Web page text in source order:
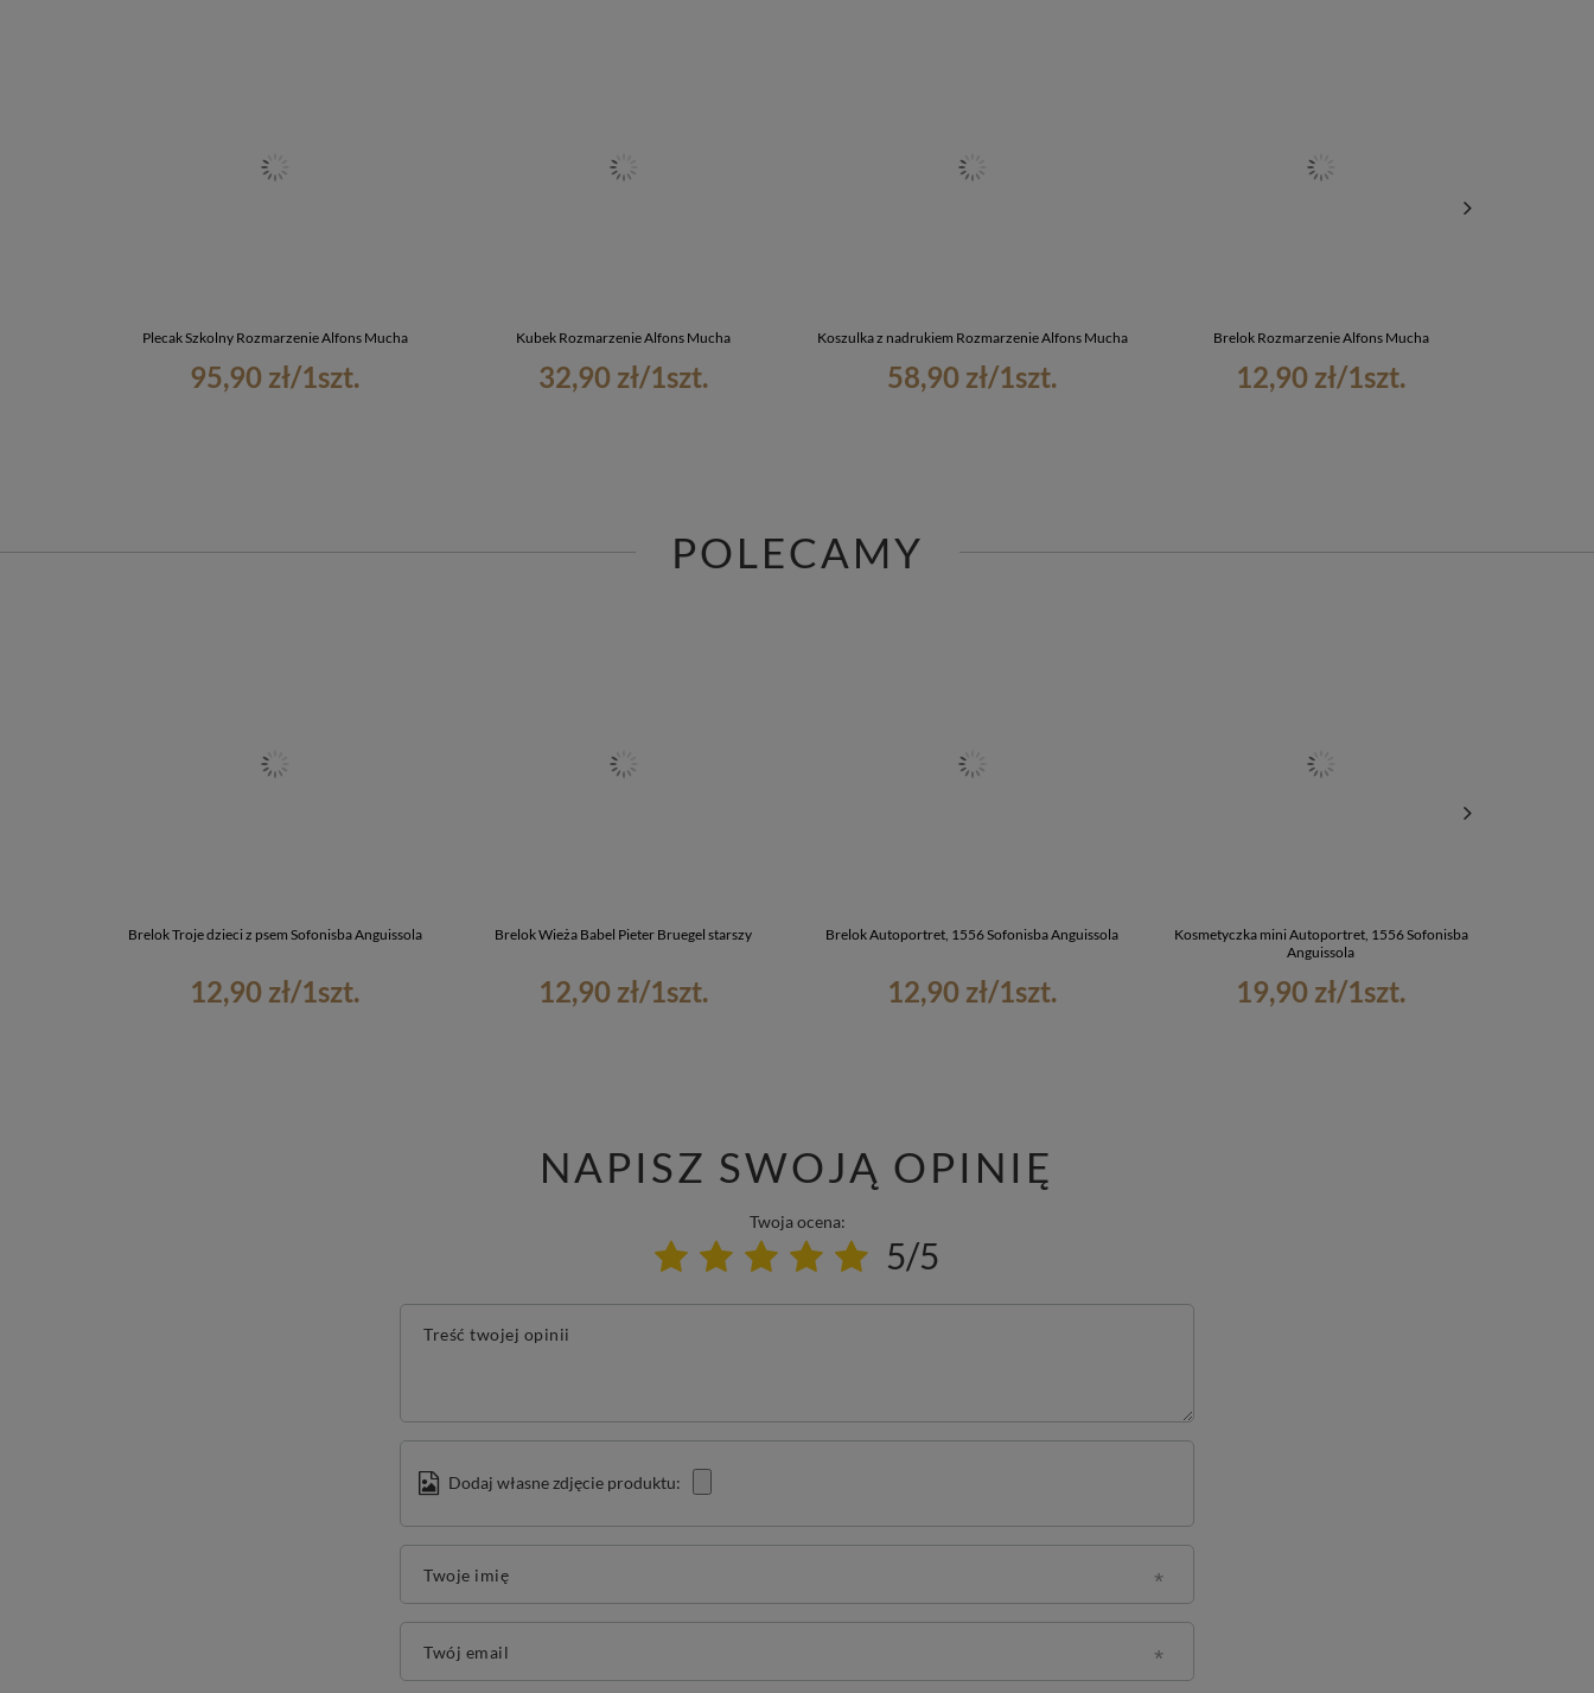
Plecak Szkolny Rozmarzenie Alfons Mucha
95,90 zł/1szt.
Kubek Rozmarzenie Alfons Mucha
32,90 zł/1szt.
Koszulka z nadrukiem Rozmarzenie Alfons Mucha
58,90 zł/1szt.
Brelok Rozmarzenie Alfons Mucha
12,90 zł/1szt.
POLECAMY
Brelok Troje dzieci z psem Sofonisba Anguissola
12,90 zł/1szt.
Brelok Wieża Babel Pieter Bruegel starszy
12,90 zł/1szt.
Brelok Autoportret, 1556 Sofonisba Anguissola
12,90 zł/1szt.
Kosmetyczka mini Autoportret, 1556 Sofonisba
Anguissola
19,90 zł/1szt.
NAPISZ SWOJĄ OPINIĘ
Twoja ocena:
5/5
Treść twojej opinii
Dodaj własne zdjęcie produktu:
Twoje imię
Twój email